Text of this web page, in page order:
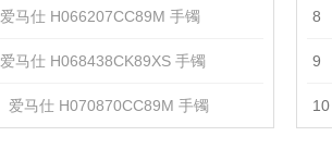
爱马仕 H066207CC89M 手镯
爱马仕 H068438CK89XS 手镯
爱马仕 H070870CC89M 手镯
8
9
10